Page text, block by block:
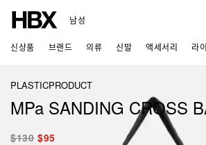
남성
신상품 브랜드 의류 신발 액세서리 라
PLASTICPRODUCT
MPa SANDING CROSS
$130 $95